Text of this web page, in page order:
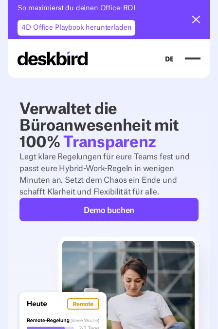
So maximierst du deinen Office-ROI
4D Office Playbook herunterladen
DE
Verwaltet die
Büroanwesenheit mit
100%Transparenz
Legt klare Regelungen für eure Teams fest und
passt eure Hybrid-Work-Regeln in wenigen
Minuten an. Setzt dem Chaos ein Ende und
schafft Klarheit und Flexibilität für alle.
Demo buchen